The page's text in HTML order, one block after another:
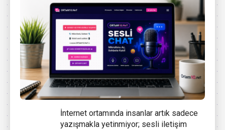
İnternet ortamında insanlar artık sadece
yazışmakla yetinmiyor; sesli iletişim